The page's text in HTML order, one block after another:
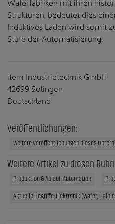
Strukturen, bedeutet dies
Induktives Laden wird somit
Stufe der Automatisierung.
item Industrietechnik GmbH
42699 Solingen
Deutschland
Veröffentlichungen:
Weitere Veröffentlichungen dieses
Weitere Artikel zu diesen
Produktion & Ablauf: Automation
Aktuelle Begriffe: Elektronik (Wafer,